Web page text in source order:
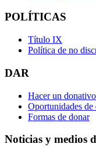
POLÍTICAS
Título IX
Política de no
DAR
Hacer un donativo
Oportunidades de
Formas de donar
Noticias y medios